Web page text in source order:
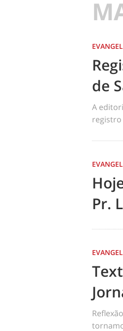
de
A
registro
Pr.